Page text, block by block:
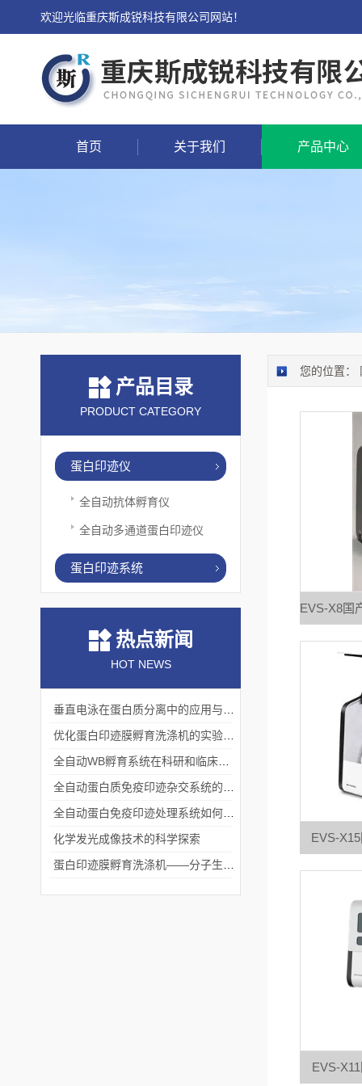
欢迎光临重庆斯成锐科技有限公司网站！
首页 关于我们 产品中心
产品目录
PRODUCT CATEGORY
蛋白印迹仪
全自动抗体孵育仪
全自动多通道蛋白印迹仪
蛋白印迹系统
热点新闻
HOT NEWS
化学发光成像技术的科学探索
您的位置：
EVS-
EVS-